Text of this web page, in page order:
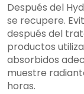
Después del
se recupere.
después del
productos
absorbidos
muestre
horas.